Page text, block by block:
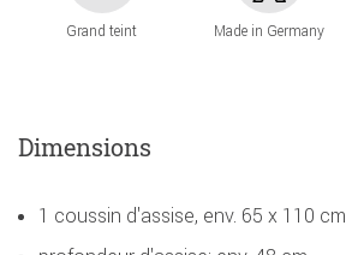
Grand teint Made in Germany
Dimensions
1 coussin d'assise, env. 65 x 110 cm